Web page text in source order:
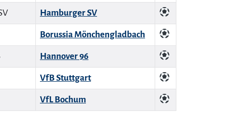
Hamburger SV
Borussia Mönchengladbach
Hannover 96
VfB Stuttgart
VfL Bochum